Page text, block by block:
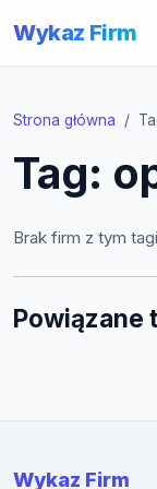
Wykaz Firm
Strona główna
Tag:
Brak firm z tym
Powiązane
Wykaz Firm